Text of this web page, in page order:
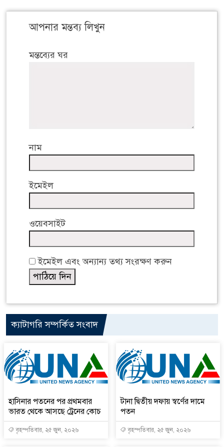
আপনার মন্তব্য লিখুন
মন্তব্যের ঘর
নাম
ইমেইল
ওয়েবসাইট
ইমেইল এবং অন্যান্য তথ্য সংরক্ষণ করুন
ক্যাটাগরি সম্পর্কিত সংবাদ
হাসিনার পতনের পর প্রথমবার
ভারত থেকে আসছে ট্রেনের কোচ
বৃহস্পতিবার, ২৫ জুন, ২০২৬
টানা দ্বিতীয় দফায় স্বর্ণের দামে
পতন
বৃহস্পতিবার, ২৫ জুন, ২০২৬